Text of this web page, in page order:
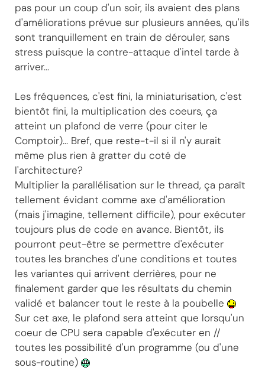
pas pour un coup d'un soir, ils avaient des plans
d'améliorations prévue sur plusieurs années, qu'ils
sont tranquillement en train de dérouler, sans
stress puisque la contre-attaque d'intel tarde à
arriver...
Les fréquences, c'est fini, la miniaturisation, c'est
bientôt fini, la multiplication des coeurs, ça
atteint un plafond de verre (pour citer le
Comptoir)... Bref, que reste-t-il si il n'y aurait
même plus rien à gratter du coté de
l'architecture?
Multiplier la parallélisation sur le thread, ça paraît
tellement évidant comme axe d'amélioration
(mais j'imagine, tellement difficile), pour exécuter
toujours plus de code en avance. Bientôt, ils
pourront peut-être se permettre d'exécuter
toutes les branches d'une conditions et toutes
les variantes qui arrivent derrières, pour ne
finalement garder que les résultats du chemin
validé et balancer tout le reste à la poubelle
Sur cet axe, le plafond sera atteint que lorsqu'un
coeur de CPU sera capable d'exécuter en //
toutes les possibilité d'un programme (ou d'une
sous-routine)